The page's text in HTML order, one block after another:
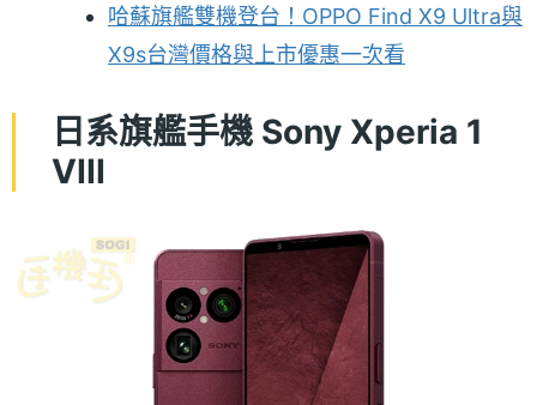
哈蘇旗艦雙機登台！OPPO Find X9 Ultra與
X9s台灣價格與上市優惠一次看
日系旗艦手機 Sony Xperia 1
VIII